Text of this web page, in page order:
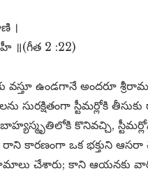
।
॥(గీత 2 :22)
ఉండగానే అందరూ
సురక్షితంగా స్టీమర్లోకి
బాహ్యస్మృతిలోకి కొనివచ్చి,
కారణంగా ఒక భక్తుని ఆసరా
చేశారు; కాని ఆయనకు వారి